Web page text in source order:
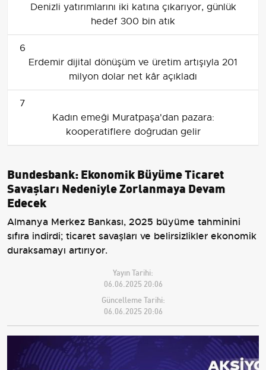
Denizli yatırımlarını iki katına çıkarıyor, günlük
hedef 300 bin atık
6
Erdemir dijital dönüşüm ve üretim artışıyla 201
milyon dolar net kâr açıkladı
7
Kadın emeği Muratpaşa'dan pazara:
kooperatiflere doğrudan gelir
Bundesbank: Ekonomik Büyüme Ticaret
Savaşları Nedeniyle Zorlanmaya Devam
Edecek
Almanya Merkez Bankası, 2025 büyüme tahminini
sıfıra indirdi; ticaret savaşları ve belirsizlikler ekonomik
duraksamayı artırıyor.
Yayın Tarihi:
06.06.2025 20:06
Güncelleme Tarihi:
06.06.2025 20:06